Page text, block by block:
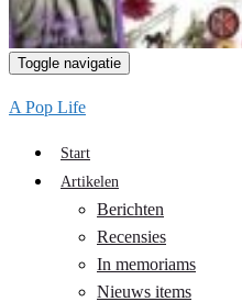
Toggle navigatie
A Pop Life
Start
Artikelen
Berichten
Recensies
In memoriams
Nieuws items